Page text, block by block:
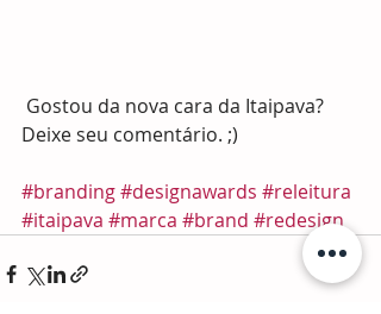
Deixe seu comentário. ;)
#branding#designawards #releitura
#itaipava #marca #brand #redesign